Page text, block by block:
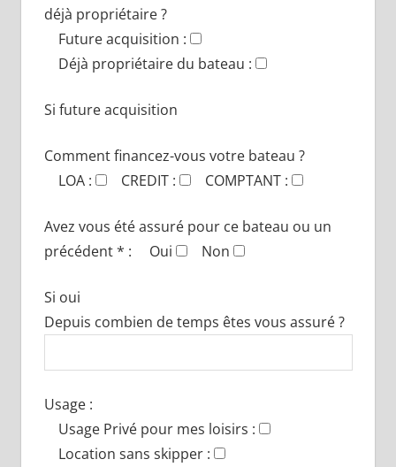
déjà propriétaire ?
Future acquisition :
Déjà propriétaire du bateau :
Si future acquisition
Comment financez-vous votre bateau ?
LOA :
CREDIT : COMPTANT :
Avez vous été assuré pour ce bateau ou un
précédent * :
Oui Non
Si oui
Depuis combien de temps êtes vous assuré ?
Usage :
Usage Privé pour mes loisirs :
Location sans skipper :